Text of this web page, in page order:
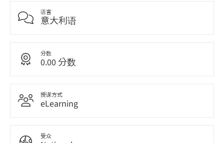
语言
意大利语
分数
0.00 分数
授课方式
eLearning
受众